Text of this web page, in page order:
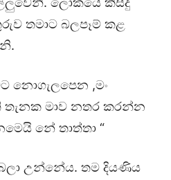
තමාට බලපෑම් කළ
නොගැලපෙන ,මං
මාව නතර කරන්න
නේ තාත්තා “
උන්නේය. තම දියණිය